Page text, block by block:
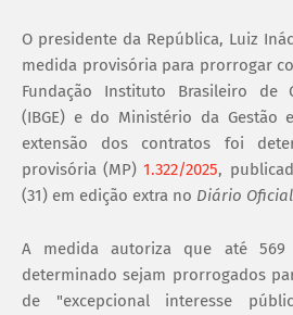
O presidente da República, Luiz
medida provisória para prorrogar
Fundação Instituto Brasileiro de
(IBGE) e do Ministério da Gestão
extensão dos contratos foi
provisória (MP)1.322/2025,
(31) em edição extra no Diário
A medida autoriza que até 569
determinado sejam prorrogados
de "excepcional interesse